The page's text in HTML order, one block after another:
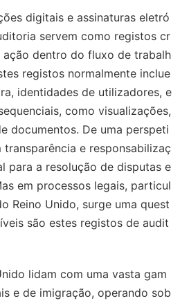
digitais e assinaturas eletró
servem como registos cr
ação dentro do fluxo de trabalh
registos normalmente inclue
identidades de utilizadores, e
como visualizações,
documentos. De uma perspeti
e responsabilizaç
para a resolução de disputas e
em processos legais, particul
Reino Unido, surge uma quest
são estes registos de audit
lidam com uma vasta gam
e de imigração, operando sob